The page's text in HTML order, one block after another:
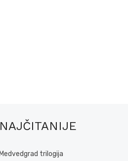
NAJČITANIJE
Medvedgrad trilogija